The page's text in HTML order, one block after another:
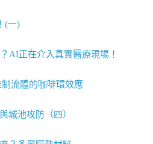
(一)
AI正在介入真實醫療現場！
流體的咖啡環效應
城池攻防（四）